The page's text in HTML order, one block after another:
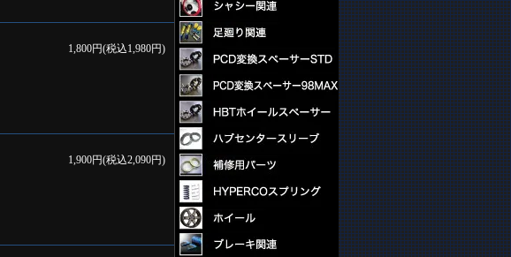
1,800円(税込1,980円)
1,900円(税込2,090円)